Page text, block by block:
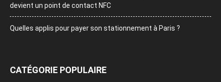
devient un point de contact NFC
Quelles applis pour payer son stationnement à Paris ?
CATÉGORIE POPULAIRE